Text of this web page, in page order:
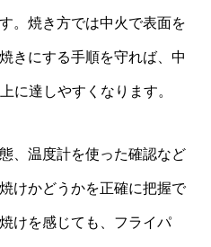
。焼き方では中火で表面を
きにする手順を守れば、中
に達しやすくなります。
、温度計を使った確認など
けかどうかを正確に把握で
けを感じても、フライパ